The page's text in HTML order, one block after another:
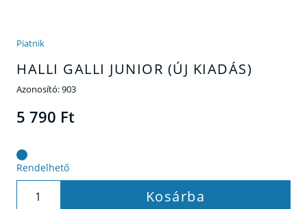
Piatnik
HALLI GALLI JUNIOR (ÚJ KIADÁS)
Azonosító:903
5 790 Ft
Rendelhető
Kosárba